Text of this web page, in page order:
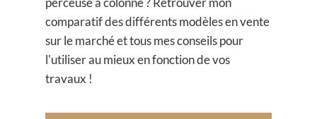
comparatif des différents modèles en vente
sur le marché et tous mes conseils pour
l'utiliser au mieux en fonction de vos
travaux !